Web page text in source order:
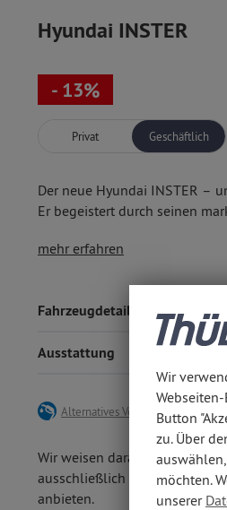
Hyundai INSTER
- 13%
Privat
Geschäftlich
Der neue Hyundai INSTER –
Er begeistert durch seinen
Bedarf innen zum Riesen wird
On-Board-Charger und V2L-
State-of-the-Art-
einer Fülle modernster
mehr erfahren
Fahrzeugdetails
Ausstattung
Alternatives Verbrenner-Modell
Wir weisen darauf hin, dass
ausschließlich vor Ort bei
anbieten.
Wir
Button
zu. Über
möchten.
unserer